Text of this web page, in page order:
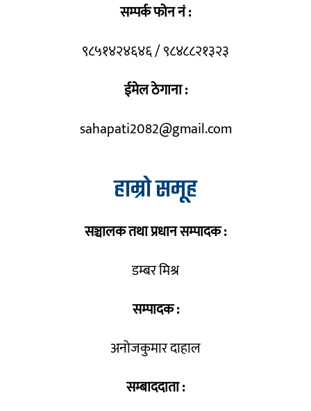
सम्पर्क फोन नं :
९८५१४२४६४६ / ९८४८८२१३२३
ईमेल ठेगाना :
sahapati2082@gmail.com
हाम्रो समूह
सञ्चालक तथा प्रधान सम्पादक :
डम्बर मिश्र
सम्पादक :
अनोजकुमार दाहाल
सम्बाददाता :